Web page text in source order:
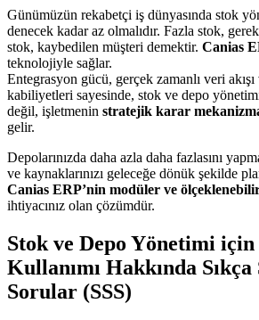
Günümüzün rekabetçi iş dünyasında stok
denecek kadar az olmalıdır. Fazla stok,
stok, kaybedilen müşteri demektir. Canias
teknolojiyle sağlar.
Entegrasyon gücü, gerçek zamanlı veri
kabiliyetleri sayesinde, stok ve depo
değil, işletmenin stratejik karar
gelir.
Depolarınızda daha azla daha fazlasını
ve kaynaklarınızı geleceğe dönük şekilde
Canias ERP’nin modüler ve ölçeklenebilir
ihtiyacınız olan çözümdür.
Stok ve Depo Yönetimi için
Kullanımı Hakkında
Sorular (SSS)